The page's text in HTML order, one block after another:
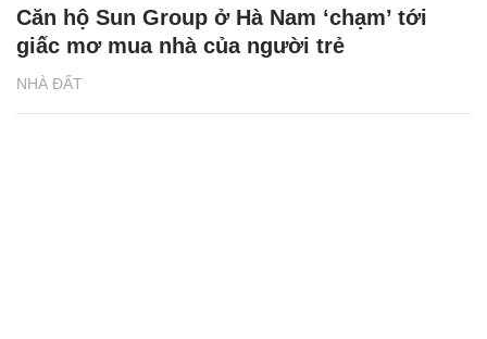
NHÀ ĐẤT
Căn hộ Sun Group ở Hà Nam ‘chạm’ tới
giấc mơ mua nhà của người trẻ